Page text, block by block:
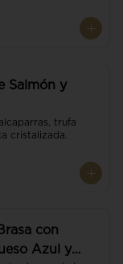
Salmón y
trufa
cristalizada.
con
Azul y